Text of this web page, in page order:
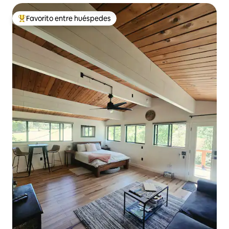
De los mejores en Favorito entre huéspedes
Favorito entre huéspedes